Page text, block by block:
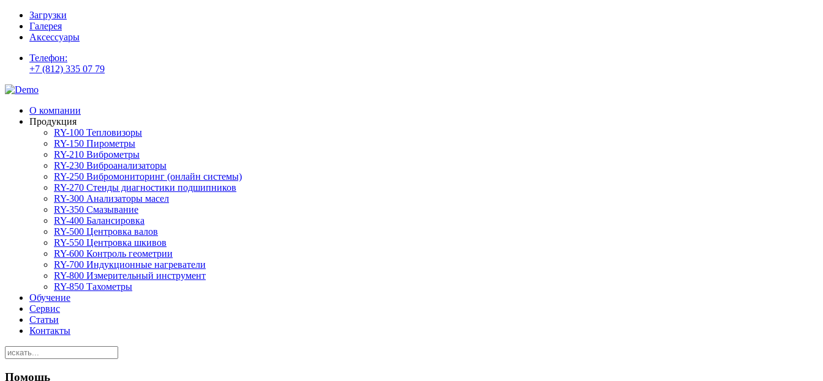
Загрузки
Галерея
Аксессуары
Телефон:
+7 (812) 335 07 79
О компании
Продукция
RY-100 Тепловизоры
RY-150 Пирометры
RY-210 Виброметры
RY-230 Виброанализаторы
RY-250 Вибромониторинг (онлайн системы)
RY-270 Стенды диагностики подшипников
RY-300 Анализаторы масел
RY-350 Смазывание
RY-400 Балансировка
RY-500 Центровка валов
RY-550 Центровка шкивов
RY-600 Контроль геометрии
RY-700 Индукционные нагреватели
RY-800 Измерительный инструмент
RY-850 Тахометры
Обучение
Сервис
Статьи
Контакты
Помощь